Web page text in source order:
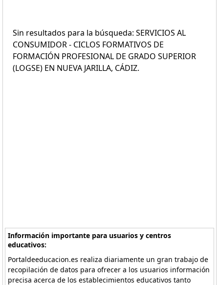
Sin resultados para la búsqueda: SERVICIOS AL
CONSUMIDOR - CICLOS FORMATIVOS DE
FORMACIÓN PROFESIONAL DE GRADO SUPERIOR
(LOGSE) EN NUEVA JARILLA, CÁDIZ.
Información importante para usuarios y centros
educativos:
Portaldeeducacion.es realiza diariamente un gran trabajo de
recopilación de datos para ofrecer a los usuarios información
precisa acerca de los establecimientos educativos tanto